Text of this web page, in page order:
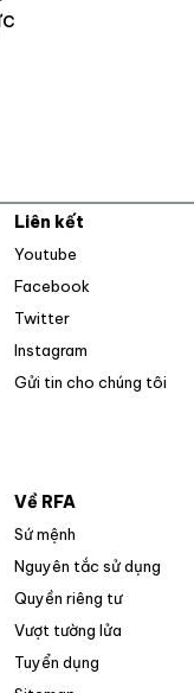
Liên kết
Youtube
Facebook
Twitter
Instagram
Gửi tin cho chúng tôi
Về RFA
Sứ mệnh
Nguyên tắc sử dụng
Quyền riêng tư
Vượt tường lửa
Tuyển dụng